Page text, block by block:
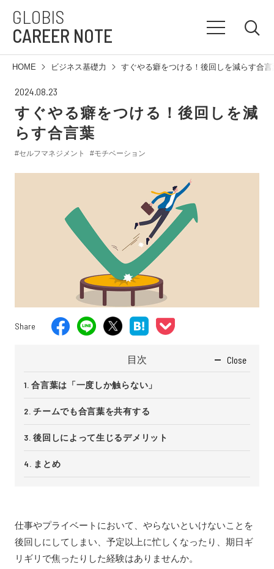
GLOBIS
CAREER NOTE
HOME ビジネス基礎力 すぐやる癖をつける！後回しを減らす合言
2024.08.23
すぐやる癖をつける！後回しを減
らす合言葉
#セルフマネジメント #モチベーション
Share
目次 Close
合言葉は「一度しか触らない」
チームでも合言葉を共有する
後回しによって生じるデメリット
まとめ
仕事やプライベートにおいて、やらないといけないことを
後回しにしてしまい、予定以上に忙しくなったり、期日ギ
リギリで焦ったりした経験はありませんか。